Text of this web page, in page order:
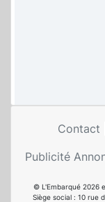
Contact
Publicité
© L'Embarqué 2026
Siège social : 10 rue